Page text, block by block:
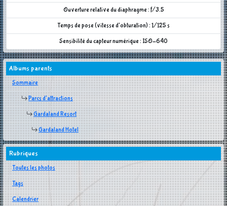
Ouverture relative du diaphragme : f/3.5
Temps de pose (vitesse d'obturation) : 1/125 s
Sensibilité du capteur numérique : ISO-640
Albums parents
Sommaire
Parcs d'attractions
Gardaland Resort
Gardaland Hotel
Rubriques
Toutes les photos
Tags
Calendrier